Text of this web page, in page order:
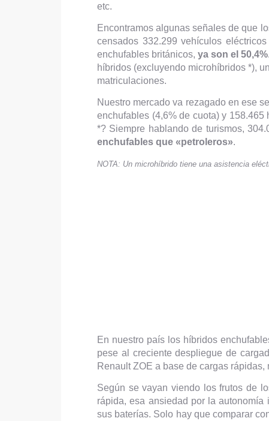
etc.
Encontramos algunas señales de que
censados 332.299 vehículos
enchufables británicos, ya son el 50,4%
híbridos (excluyendo microhíbridos *),
matriculaciones.
Nuestro mercado va rezagado en ese
enchufables (4,6% de cuota) y
*? Siempre hablando de turismos,
enchufables que «petroleros».
NOTA: Un microhíbrido tiene una asistencia
En nuestro país los híbridos
pese al creciente despliegue de
Renault ZOE a base de cargas
Según se vayan viendo los frutos de
rápida, esa ansiedad por la
sus baterías. Solo hay que comparar